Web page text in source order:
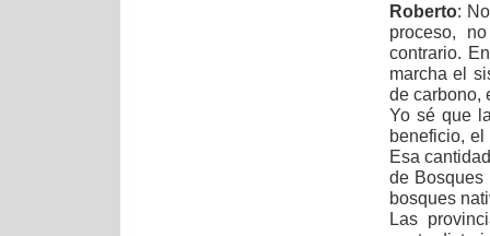
Roberto:
proceso,
contrario.
marcha el
de carbono,
Yo sé que
beneficio,
Esa
de
bosques
Las